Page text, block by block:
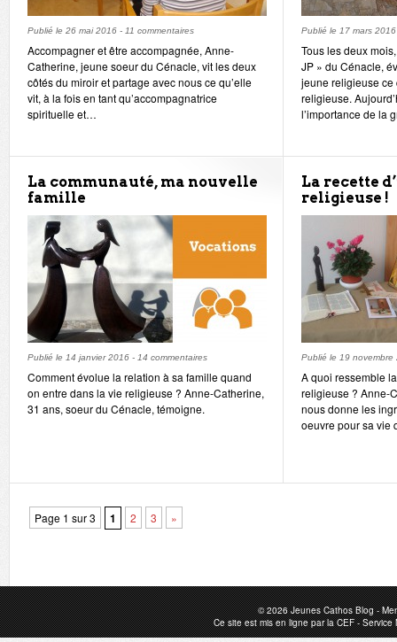
Publié le 26 mai 2016 - 11 commentaires
Accompagner et être accompagnée, Anne-
Catherine, jeune soeur du Cénacle, vit les deux
côtés du miroir et partage avec nous ce qu’elle
vit, à la fois en tant qu’accompagnatrice
spirituelle et…
Publié le 17 mars 2016
Tous les deux
JP » du Cénacle,
jeune religieuse ce
religieuse.
l’importance de la
La communauté, ma nouvelle
famille
Publié le 14 janvier 2016 - 14 commentaires
Comment évolue la relation à sa famille quand
on entre dans la vie religieuse ? Anne-Catherine,
31 ans, soeur du Cénacle, témoigne.
La recette
religieuse !
Publié le 19 novembre
A quoi ressemble
religieuse ? Anne-
nous donne les
oeuvre pour sa vie
Page 1 sur 3 1 2 3 »
© 2026Jeunes Cathos Blog-
Ce site est mis en ligne par laCEF-Service